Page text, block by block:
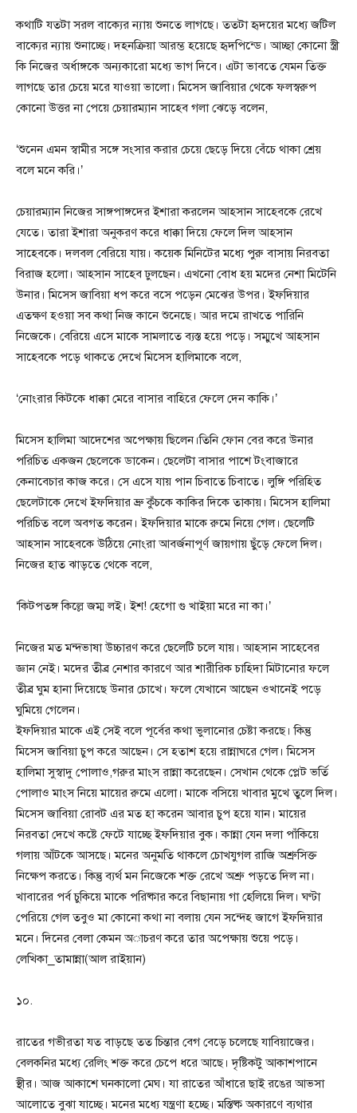
কথাটি যতটা সরল বাক্যের ন্যায় শুনতে লাগছে। ততটা হৃদয়ের মধ্যে জটিল
বাক্যের ন্যায় শুনাচ্ছে। দহনক্রিয়া আরম্ভ হয়েছে হৃদপিন্ডে। আচ্ছা কোনো স্ত্রী
কি নিজের অর্ধাঙ্গকে অন্যকারো মধ্যে ভাগ দিবে। এটা ভাবতে যেমন তিক্ত
লাগছে তার চেয়ে মরে যাওয়া ভালো। মিসেস জাবিয়ার থেকে ফলস্বরুপ
কোনো উত্তর না পেয়ে চেয়ারম্যান সাহেব গলা ঝেড়ে বলেন,
‘শুনেন এমন স্বামীর সঙ্গে সংসার করার চেয়ে ছেড়ে দিয়ে বেঁচে থাকা শ্রেয়
বলে মনে করি।’
চেয়ারম্যান নিজের সাঙ্গপাঙ্গদের ইশারা করলেন আহসান সাহেবকে রেখে
যেতে। তারা ইশারা অনুকরণ করে ধাক্কা দিয়ে ফেলে দিল আহসান
সাহেবকে। দলবল বেরিয়ে যায়। কয়েক মিনিটের মধ্যে পুরু বাসায় নিরবতা
বিরাজ হলো। আহসান সাহেব ঢুলছেন। এখনো বোধ হয় মদের নেশা মিটেনি
উনার। মিসেস জাবিয়া ধপ করে বসে পড়েন মেঝের উপর। ইফদিয়ার
এতক্ষণ হওয়া সব কথা নিজ কানে শুনেছে। আর দমে রাখতে পারিনি
নিজেকে। বেরিয়ে এসে মাকে সামলাতে ব্যস্ত হয়ে পড়ে। সম্মুখে আহসান
সাহেবকে পড়ে থাকতে দেখে মিসেস হালিমাকে বলে,
‘নোংরার কিটকে ধাক্কা মেরে বাসার বাহিরে ফেলে দেন কাকি।’
মিসেস হালিমা আদেশের অপেক্ষায় ছিলেন।তিনি ফোন বের করে উনার
পরিচিত একজন ছেলেকে ডাকেন। ছেলেটা বাসার পাশে টংবাজারে
কেনাবেচার কাজ করে। সে এসে যায় পান চিবাতে চিবাতে। লুঙ্গি পরিহিত
ছেলেটাকে দেখে ইফদিয়ার ভ্রু কুঁচকে কাকির দিকে তাকায়। মিসেস হালিমা
পরিচিত বলে অবগত করেন। ইফদিয়ার মাকে রুমে নিয়ে গেল। ছেলেটি
আহসান সাহেবকে উঠিয়ে নোংরা আবর্জনাপূর্ণ জায়গায় ছুঁড়ে ফেলে দিল।
নিজের হাত ঝাড়তে থেকে বলে,
‘কিটপতঙ্গ কিল্লে জম্ম লই। ইশ! হেগো গু খাইয়া মরে না কা।’
নিজের মত মন্দভাষা উচ্চারণ করে ছেলেটি চলে যায়। আহসান সাহেবের
জ্ঞান নেই। মদের তীব্র নেশার কারণে আর শারীরিক চাহিদা মিটানোর ফলে
তীব্র ঘুম হানা দিয়েছে উনার চোখে। ফলে যেখানে আছেন ওখানেই পড়ে
ঘুমিয়ে গেলেন।
ইফদিয়ার মাকে এই সেই বলে পূর্বের কথা ভুলানোর চেষ্টা করছে। কিন্তু
মিসেস জাবিয়া চুপ করে আছেন। সে হতাশ হয়ে রান্নাঘরে গেল। মিসেস
হালিমা সুস্বাদু পোলাও,গরুর মাংস রান্না করেছেন। সেখান থেকে প্লেট ভর্তি
পোলাও মাংস নিয়ে মায়ের রুমে এলো। মাকে বসিয়ে খাবার মুখে তুলে দিল।
মিসেস জাবিয়া রোবট এর মত হা করেন আবার চুপ হয়ে যান। মায়ের
নিরবতা দেখে কষ্টে ফেটে যাচ্ছে ইফদিয়ার বুক। কান্না যেন দলা পাঁকিয়ে
গলায় আঁটকে আসছে। মনের অনুমতি থাকলে চোখযুগল রাজি অশ্রুসিক্ত
নিক্ষেপ করতে। কিন্তু ব্যর্থ মন নিজেকে শক্ত রেখে অশ্রু পড়তে দিল না।
খাবারের পর্ব চুকিয়ে মাকে পরিষ্কার করে বিছানায় গা হেলিয়ে দিল। ঘণ্টা
পেরিয়ে গেল তবুও মা কোনো কথা না বলায় যেন সন্দেহ জাগে ইফদিয়ার
মনে। দিনের বেলা কেমন অাচরণ করে তার অপেক্ষায় শুয়ে পড়ে।
লেখিকা_তামান্না(আল রাইয়ান)
১০.
রাতের গভীরতা যত বাড়ছে তত চিন্তার বেগ বেড়ে চলেছে যাবিয়াজের।
বেলকনির মধ্যে রেলিং শক্ত করে চেপে ধরে আছে। দৃষ্টিকটু আকাশপানে
স্থীর। আজ আকাশে ঘনকালো মেঘ। যা রাতের আঁধারে ছাই রঙের আভসা
আলোতে বুঝা যাচ্ছে। মনের মধ্যে যন্ত্রণা হচ্ছে। মস্তিষ্ক অকারণে ব্যথার